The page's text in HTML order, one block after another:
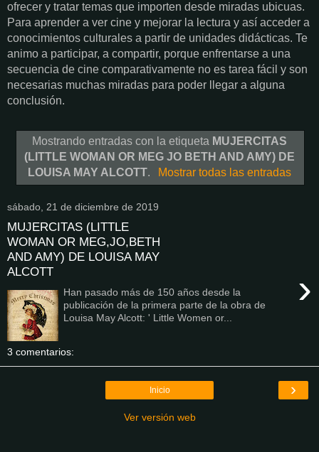
ofrecer y tratar temas que importen desde miradas ubicuas.
Para aprender a ver cine y mejorar la lectura y así acceder a
conocimientos culturales a partir de unidades didácticas. Te
animo a participar, a compartir, porque enfrentarse a una
secuencia de cine comparativamente no es tarea fácil y son
necesarias muchas miradas para poder llegar a alguna
conclusión.
Mostrando entradas con la etiqueta MUJERCITAS
(LITTLE WOMAN OR MEG JO BETH AND AMY) DE
LOUISA MAY ALCOTT. Mostrar todas las entradas
sábado, 21 de diciembre de 2019
MUJERCITAS (LITTLE
WOMAN OR MEG,JO,BETH
AND AMY) DE LOUISA MAY
ALCOTT
›
Han pasado más de 150 años desde la
publicación de la primera parte de la obra de
Louisa May Alcott: ' Little Women or...
3 comentarios:
›
Inicio
Ver versión web